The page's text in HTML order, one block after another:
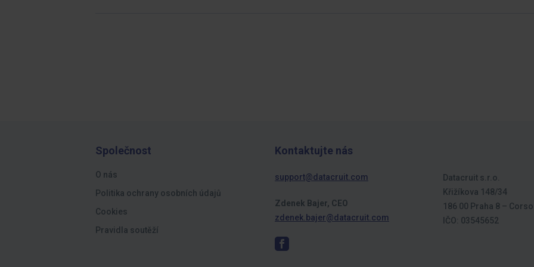
Společnost
O nás
Politika ochrany osobních údajů
Cookies
Pravidla soutěží
Kontaktujte nás
support@datacruit.com
Zdenek Bajer, CEO
zdenek.bajer@datacruit.com
Datacruit s.r.o.
Křižíkova 148/34
186 00 Praha 8 –
IČO: 03545652